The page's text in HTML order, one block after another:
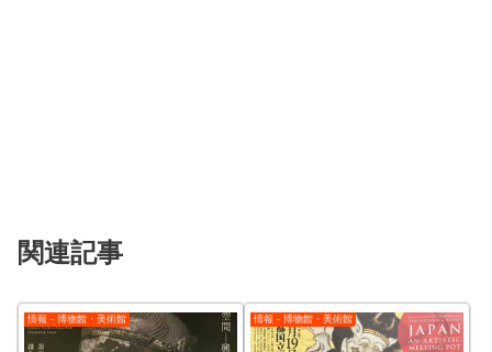
関連記事
情報－博物館・美術館 情報－博物館・美術館